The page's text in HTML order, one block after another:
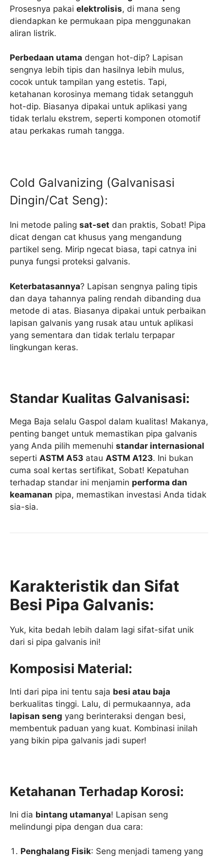
Prosesnya pakai elektrolisis, di mana seng
diendapkan ke permukaan pipa menggunakan
aliran listrik.
Perbedaan utama dengan hot-dip? Lapisan
sengnya lebih tipis dan hasilnya lebih mulus,
cocok untuk tampilan yang estetis. Tapi,
ketahanan korosinya memang tidak setangguh
hot-dip. Biasanya dipakai untuk aplikasi yang
tidak terlalu ekstrem, seperti komponen otomotif
atau perkakas rumah tangga.
Cold Galvanizing (Galvanisasi
Dingin/Cat Seng):
Ini metode paling sat-set dan praktis, Sobat! Pipa
dicat dengan cat khusus yang mengandung
partikel seng. Mirip ngecat biasa, tapi catnya ini
punya fungsi proteksi galvanis.
Keterbatasannya? Lapisan sengnya paling tipis
dan daya tahannya paling rendah dibanding dua
metode di atas. Biasanya dipakai untuk perbaikan
lapisan galvanis yang rusak atau untuk aplikasi
yang sementara dan tidak terlalu terpapar
lingkungan keras.
Standar Kualitas Galvanisasi:
Mega Baja selalu Gaspol dalam kualitas! Makanya,
penting banget untuk memastikan pipa galvanis
yang Anda pilih memenuhi standar internasional
seperti ASTM A53 atau ASTM A123. Ini bukan
cuma soal kertas sertifikat, Sobat! Kepatuhan
terhadap standar ini menjamin performa dan
keamanan pipa, memastikan investasi Anda tidak
sia-sia.
Karakteristik dan Sifat
Besi Pipa Galvanis:
Yuk, kita bedah lebih dalam lagi sifat-sifat unik
dari si pipa galvanis ini!
Komposisi Material:
Inti dari pipa ini tentu saja besi atau baja
berkualitas tinggi. Lalu, di permukaannya, ada
lapisan seng yang berinteraksi dengan besi,
membentuk paduan yang kuat. Kombinasi inilah
yang bikin pipa galvanis jadi super!
Ketahanan Terhadap Korosi:
Ini dia bintang utamanya! Lapisan seng
melindungi pipa dengan dua cara:
Penghalang Fisik: Seng menjadi tameng yang